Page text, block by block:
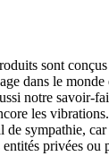
sont
dans le
notre
les
sympathie,
privées ou